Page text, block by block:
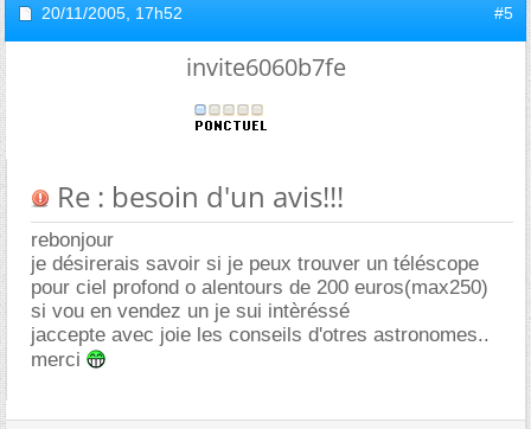
20/11/2005, 17h52 #5
invite6060b7fe
Re : besoin d'un avis!!!
rebonjour
je désirerais savoir si je peux trouver un téléscope
pour ciel profond o alentours de 200 euros(max250)
si vou en vendez un je sui intèréssé
jaccepte avec joie les conseils d'otres astronomes..
merci